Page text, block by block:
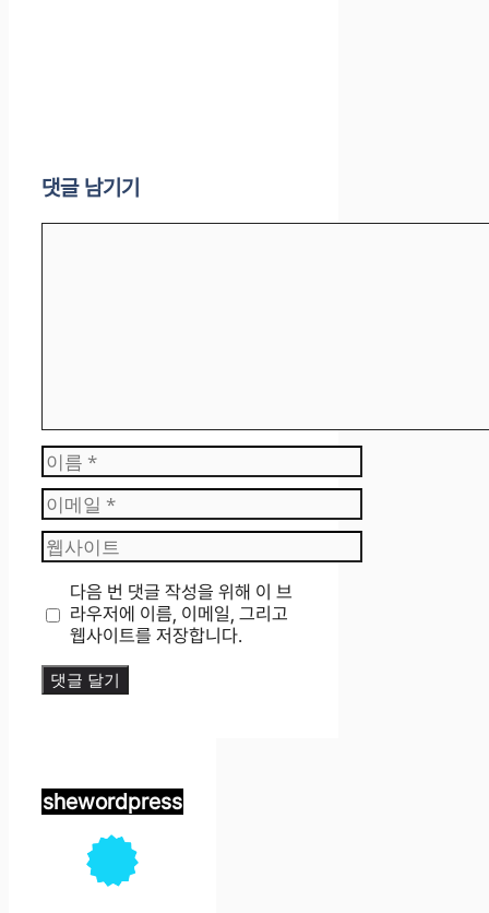
댓글 남기기
이
름
이
메
일
웹
사
트
다음 번 댓글 작성을 위해 이 브
라우저에 이름, 이메일, 그리고
웹사이트를 저장합니다.
shewordpress